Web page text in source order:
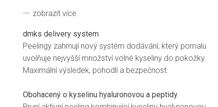
zobrazit více
dmks delivery system
Peelingy zahrnují nový systém dodávání, který pomalu
uvolňuje nejvyšší množství volné kyseliny do pokožky.
Maximální výsledek, pohodlí a bezpečnost.
Obohacený o kyselinu hyaluronovou a peptidy